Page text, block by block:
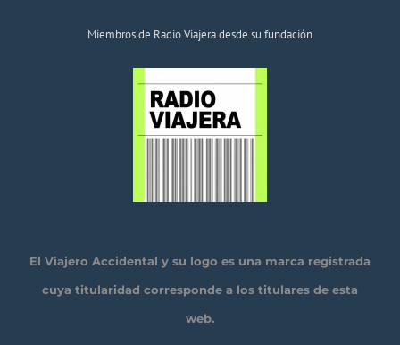
Miembros de Radio Viajera desde su fundación
El Viajero Accidental y su logo es una marca registrada
cuya titularidad corresponde a los titulares de esta
web.